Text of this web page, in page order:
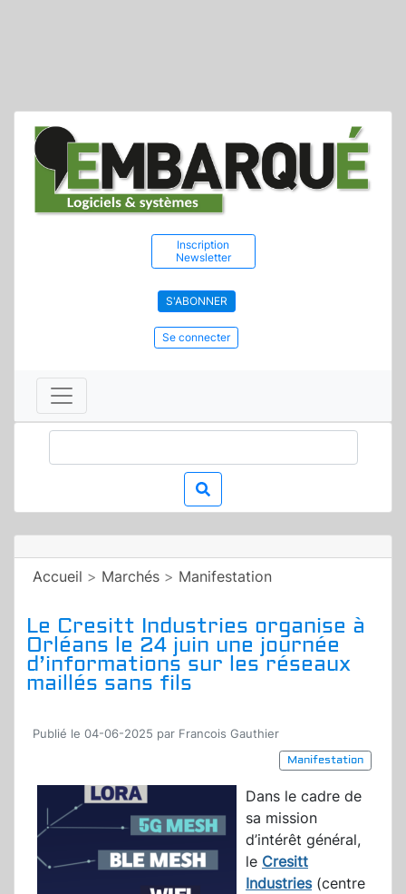
Inscription
Newsletter
S'ABONNER
Se connecter
Accueil > Marchés > Manifestation
Le Cresitt Industries organise à
Orléans le 24 juin une journée
d’informations sur les réseaux
maillés sans fils
Publié le 04-06-2025 par Francois Gauthier
Manifestation
Dans le cadre de
sa mission
d’intérêt général,
le Cresitt
Industries(centre